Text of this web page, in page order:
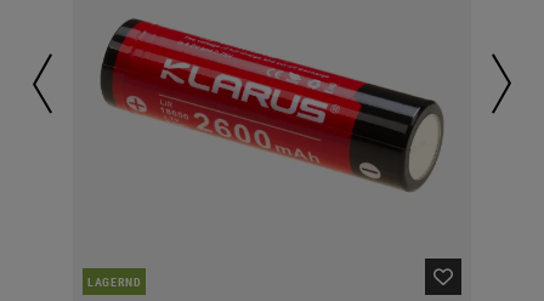
LAGERND